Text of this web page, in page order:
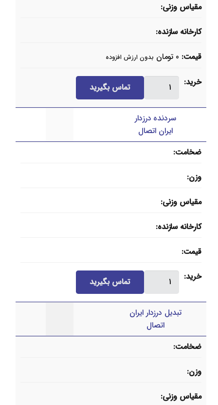
مقیاس وزنی
کارخانه سازنده
قیمت 0 تومان بدون ارزش افزوده
خرید
زانو
درجه
درزدار
عدد
تماس بگیرید
سردنده درزدار
ایران اتصال
ضخامت
وزن
مقیاس وزنی
کارخانه سازنده
قیمت
خرید
سردنده
ایران
اتصال
تماس بگیرید
تبدیل درزدار ایران
اتصال
ضخامت
وزن
مقیاس وزنی